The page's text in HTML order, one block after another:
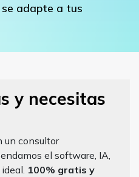
adapte a tus
y necesitas
un consultor
el software, IA,
100% gratis y